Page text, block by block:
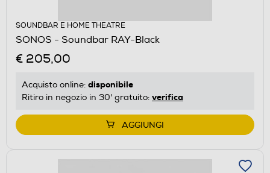
SOUNDBAR E HOME THEATRE
SONOS - Soundbar RAY-Black
€ 205,00
Acquisto online: disponibile
Ritiro in negozio in 30' gratuito: verifica
AGGIUNGI